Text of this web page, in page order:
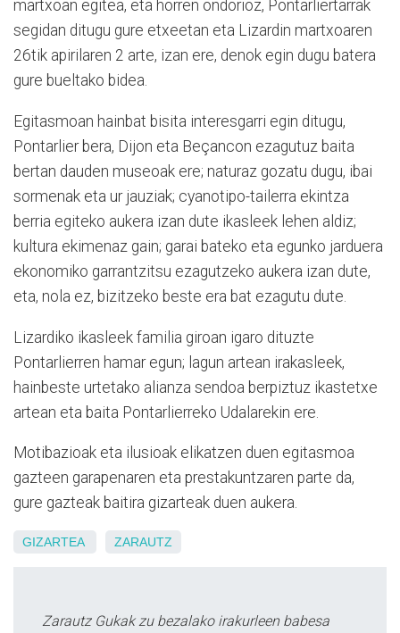
martxoan egitea, eta horren ondorioz, Pontarliertarrak
segidan ditugu gure etxeetan eta Lizardin martxoaren
26tik apirilaren 2 arte, izan ere, denok egin dugu batera
gure bueltako bidea.
Egitasmoan hainbat bisita interesgarri egin ditugu,
Pontarlier bera, Dijon eta Beçancon ezagutuz baita
bertan dauden museoak ere; naturaz gozatu dugu, ibai
sormenak eta ur jauziak; cyanotipo-tailerra ekintza
berria egiteko aukera izan dute ikasleek lehen aldiz;
kultura ekimenaz gain; garai bateko eta egunko jarduera
ekonomiko garrantzitsu ezagutzeko aukera izan dute,
eta, nola ez, bizitzeko beste era bat ezagutu dute.
Lizardiko ikasleek familia giroan igaro dituzte
Pontarlierren hamar egun; lagun artean irakasleek,
hainbeste urtetako alianza sendoa berpiztuz ikastetxe
artean eta baita Pontarlierreko Udalarekin ere.
Motibazioak eta ilusioak elikatzen duen egitasmoa
gazteen garapenaren eta prestakuntzaren parte da,
gure gazteak baitira gizarteak duen aukera.
GIZARTEA ZARAUTZ
Zarautz Gukak zu bezalako irakurleen babesa